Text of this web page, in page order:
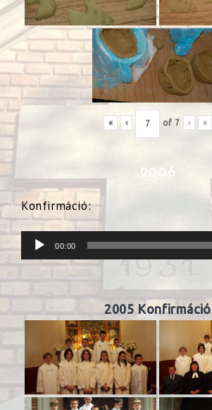
« ‹ of 7 › »
2006
Konfirmáció:
Audió
lejátszó
00:00
2005 Konfirmáció